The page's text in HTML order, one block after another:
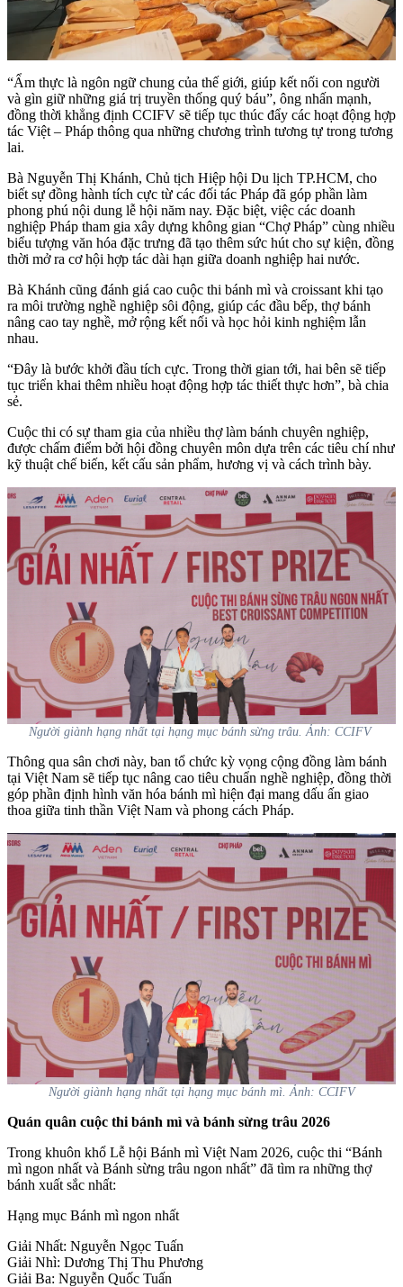
“Ẩm thực là ngôn ngữ chung của thế giới, giúp kết nối con người
và gìn giữ những giá trị truyền thống quý báu”, ông nhấn mạnh,
đồng thời khẳng định CCIFV sẽ tiếp tục thúc đẩy các hoạt động hợp
tác Việt – Pháp thông qua những chương trình tương tự trong tương
lai.
Bà Nguyễn Thị Khánh, Chủ tịch Hiệp hội Du lịch TP.HCM, cho
biết sự đồng hành tích cực từ các đối tác Pháp đã góp phần làm
phong phú nội dung lễ hội năm nay. Đặc biệt, việc các doanh
nghiệp Pháp tham gia xây dựng không gian “Chợ Pháp” cùng nhiều
biểu tượng văn hóa đặc trưng đã tạo thêm sức hút cho sự kiện, đồng
thời mở ra cơ hội hợp tác dài hạn giữa doanh nghiệp hai nước.
Bà Khánh cũng đánh giá cao cuộc thi bánh mì và croissant khi tạo
ra môi trường nghề nghiệp sôi động, giúp các đầu bếp, thợ bánh
nâng cao tay nghề, mở rộng kết nối và học hỏi kinh nghiệm lẫn
nhau.
“Đây là bước khởi đầu tích cực. Trong thời gian tới, hai bên sẽ tiếp
tục triển khai thêm nhiều hoạt động hợp tác thiết thực hơn”, bà chia
sẻ.
Cuộc thi có sự tham gia của nhiều thợ làm bánh chuyên nghiệp,
được chấm điểm bởi hội đồng chuyên môn dựa trên các tiêu chí như
kỹ thuật chế biến, kết cấu sản phẩm, hương vị và cách trình bày.
Người giành hạng nhất tại hạng mục bánh sừng trâu. Ảnh: CCIFV
Thông qua sân chơi này, ban tổ chức kỳ vọng cộng đồng làm bánh
tại Việt Nam sẽ tiếp tục nâng cao tiêu chuẩn nghề nghiệp, đồng thời
góp phần định hình văn hóa bánh mì hiện đại mang dấu ấn giao
thoa giữa tinh thần Việt Nam và phong cách Pháp.
Người giành hạng nhất tại hạng mục bánh mì. Ảnh: CCIFV
Quán quân cuộc thi bánh mì và bánh sừng trâu 2026
Trong khuôn khổ Lễ hội Bánh mì Việt Nam 2026, cuộc thi “Bánh
mì ngon nhất và Bánh sừng trâu ngon nhất” đã tìm ra những thợ
bánh xuất sắc nhất:
Hạng mục Bánh mì ngon nhất
Giải Nhất: Nguyễn Ngọc Tuấn
Giải Nhì: Dương Thị Thu Phương
Giải Ba: Nguyễn Quốc Tuấn